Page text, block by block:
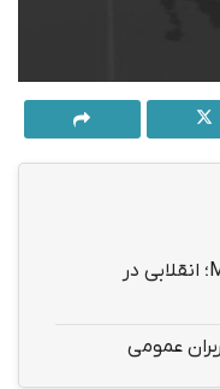
مدل بنیادی Meta Motivo؛ انقلابی در
عمومی